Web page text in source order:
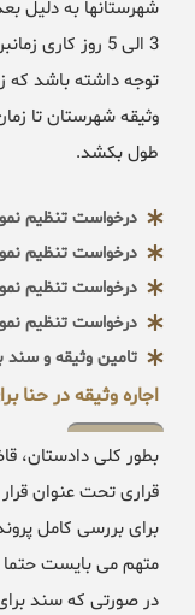
شهرستانها به دلیل
3 الی 5 روز
توجه داشته باشد که
طول بکشد.
درخواست تنظیم
درخواست تنظیم
درخواست تنظیم
درخواست تنظیم
تامین وثیقه و سند
اجاره وثیقه در حنا
بطور کلی دادستان،
قراری تحت عنوان
برای بررسی کامل
متهم می بایست حتما
در صورتی که سند